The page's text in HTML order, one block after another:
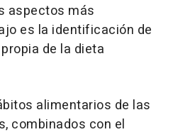
aspectos más
es la identificación de
de la dieta
alimentarios de las
combinados con el